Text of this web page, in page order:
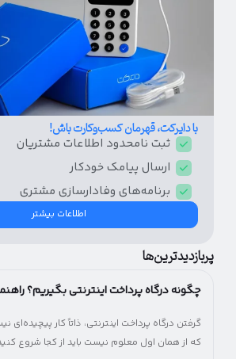
با دایرکت، قهرمان کسب‌و‌کارت باش!
ثبت نامحدود اطلاعات مشتریان
ارسال پیامک‌ خودکار
برنامه‌های وفادار‌سازی مشتری
اطلاعات بیشتر
پربازدیدترین‌ها
چگونه درگاه پرداخت اینترنتی بگیریم؟
گرفتن درگاه پرداخت اینترنتی، ذاتاً کار
که از همان اول معلوم نیست باید از کجا شروع